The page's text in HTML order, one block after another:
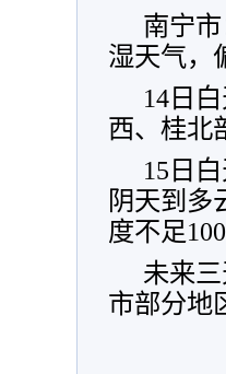
南宁
湿天气，
14日
西、桂北
15日
阴天到多
度不足
未来
市部分地